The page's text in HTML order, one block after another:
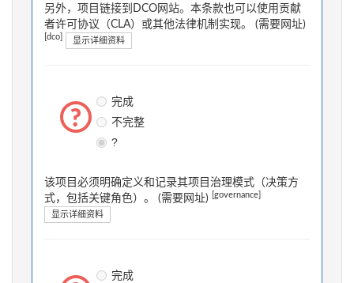
另外，项目链接到DCO网站。本条款也可以使用贡献
者许可协议（CLA）或其他法律机制实现。 (需要网址)
[dco] 显示详细资料
完成
不完整
?
该项目必须明确定义和记录其项目治理模式（决策方
式，包括关键角色）。 (需要网址)
[governance]
显示详细资料
完成